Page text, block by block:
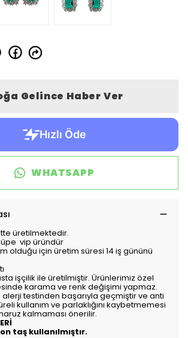
Gelince Haber Ver
WHATSAPP
üretilmektedir.
vip üründür
olduğu için üretim süresi 14 iş gününü
işçilik ile üretilmiştir. Ürünlerimiz özel
karama ve renk değişimi yapmaz.
testinden başarıyla geçmiştir ve anti
kullanım ve parlaklığını kaybetmemesi
kalmaması önerilir.
taş kullanılmıştır.